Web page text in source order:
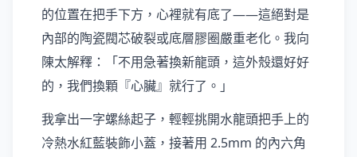
的位置在把手下方，心裡就有底了——這絕對是
內部的陶瓷閥芯破裂或底層膠圈嚴重老化。我向
陳太解釋：「不用急著換新龍頭，這外殼還好好
的，我們換顆『心臟』就行了。」
我拿出一字螺絲起子，輕輕挑開水龍頭把手上的
冷熱水紅藍裝飾小蓋，接著用 2.5mm 的內六角